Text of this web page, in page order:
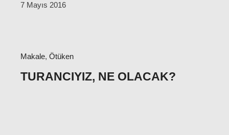
7 Mayıs 2016
Makale, Ötüken
TURANCIYIZ, NE OLACAK?